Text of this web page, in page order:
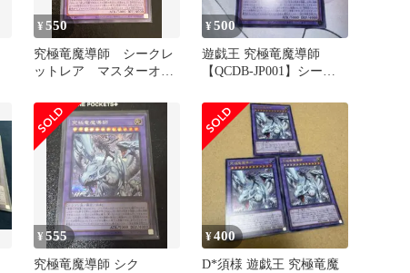
¥550
究極竜魔導師 シークレ
ットレア マスターオブ
¥500
遊戯王 究極竜魔導師
【QCDB-JP001】シーク
¥555
究極竜魔導師 シク
¥400
D*須様 遊戯王 究極竜魔